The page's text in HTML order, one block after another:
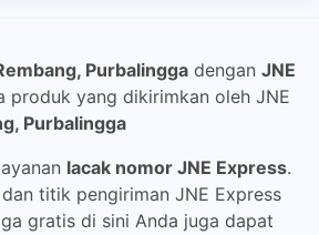
Purbalingga dengan JNE
produk yang dikirimkan oleh JNE
Purbalingga
lacak nomor JNE Express.
titik pengiriman JNE Express
gratis di sini Anda juga dapat